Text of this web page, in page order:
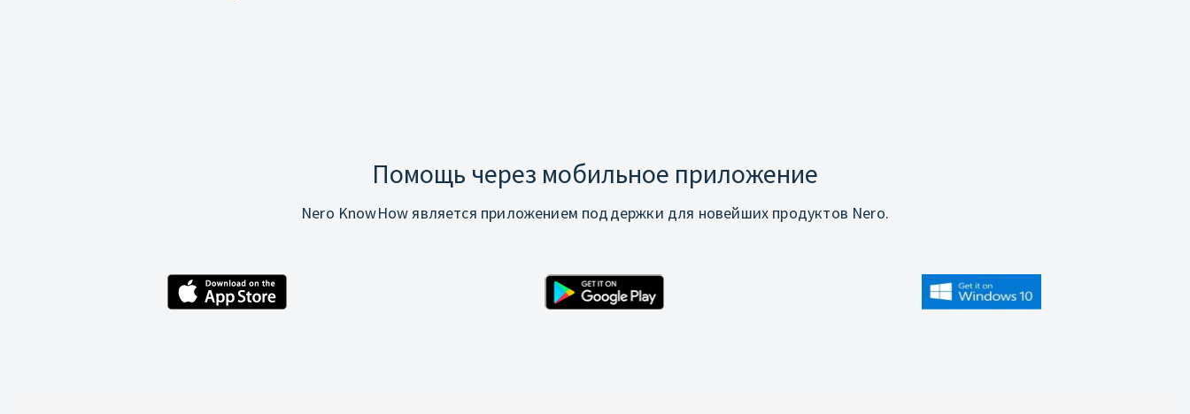
Помощь через мобильное приложение
Nero KnowHow является приложением поддержки для новейших продуктов Nero.